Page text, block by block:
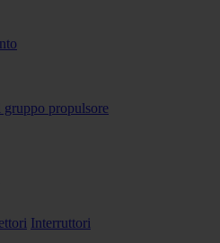
gruppo propulsore
Interruttori